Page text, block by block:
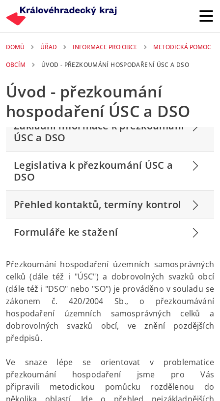
DOMŮ ÚŘAD INFORMACE PRO OBCE METODICKÁ POMOC
OBCÍM ÚVOD - PŘEZKOUMÁNÍ HOSPODAŘENÍ ÚSC A DSO
Úvod - přezkoumání
hospodaření ÚSC a DSO
Základní informace k přezkoumání
ÚSC a DSO
Legislativa k přezkoumání ÚSC a
DSO
Přehled kontaktů, termíny kontrol
Formuláře ke stažení
Přezkoumání hospodaření územních samosprávných
celků (dále též i "ÚSC") a dobrovolných svazků obcí
(dále též i "DSO" nebo "SO") je prováděno v souladu se
zákonem č. 420/2004 Sb., o přezkoumávání
hospodaření územních samosprávných celků a
dobrovolných svazků obcí, ve znění pozdějších
předpisů.
Ve snaze lépe se orientovat v problematice
přezkoumání hospodaření jsme pro Vás
připravili metodickou pomůcku rozdělenou do